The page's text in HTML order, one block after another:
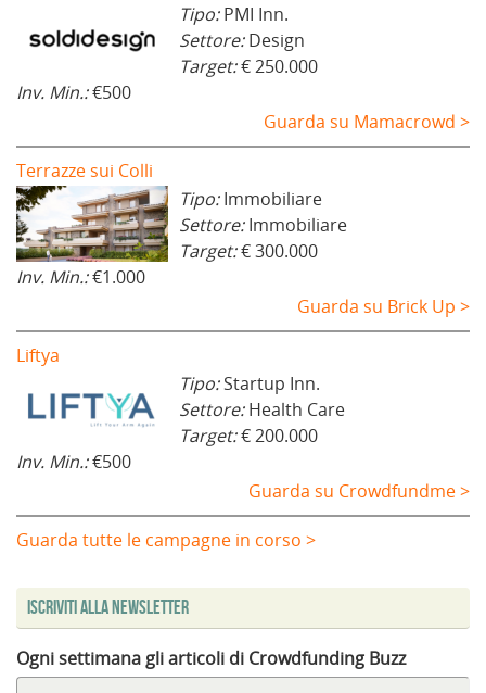
Tipo:PMI Inn.
Settore:Design
Target:€ 250.000
Inv. Min.:€500
Guarda su Mamacrowd >
Terrazze sui Colli
Tipo:Immobiliare
Settore:Immobiliare
Target:€ 300.000
Inv. Min.:€1.000
Guarda su Brick Up >
Liftya
Tipo:Startup Inn.
Settore:Health Care
Target:€ 200.000
Inv. Min.:€500
Guarda su Crowdfundme >
Guarda tutte le campagne in corso >
Iscriviti alla Newsletter
Ogni settimana gli articoli di Crowdfunding Buzz